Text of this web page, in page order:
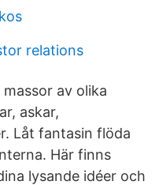
relations
av olika
askar,
Låt fantasin flöda
Här finns
lysande idéer och